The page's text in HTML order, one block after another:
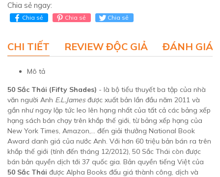
Chia sẻ ngay:
Chia sẻ Chia sẻ Chia sẻ
CHI TIẾT REVIEW ĐỘC GIẢ ĐÁNH GIÁ
Mô tả
50 Sắc Thái (Fifty Shades) - là bộ tiểu thuyết ba tập của nhà
văn người Anh E.L.Jamesđược xuất bản lần đầu năm 2011 và
gần như ngay lập tức leo lên hạng nhất của tất cả các bảng xếp
hạng sách bán chạy trên khắp thế giới, từ bảng xếp hạng của
New York Times, Amazon,... đến giải thưởng National Book
Award danh giá của nước Anh. Với hơn 60 triệu bản bán ra trên
khắp thế giới (tính đến tháng 12/2012), 50 Sắc Thái còn được
bán bản quyền dịch tới 37 quốc gia. Bản quyền tiếng Việt của
50 Sắc Thái được Alpha Books đấu giá thành công, dịch và